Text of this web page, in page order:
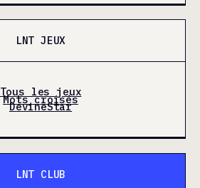
LNT JEUX
Tous les jeux
Mots croisés
DevineStar
LNT CLUB